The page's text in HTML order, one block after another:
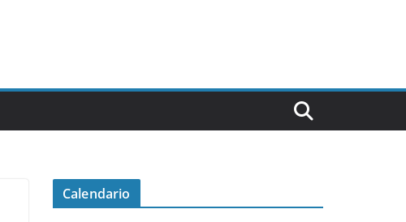
Calendario